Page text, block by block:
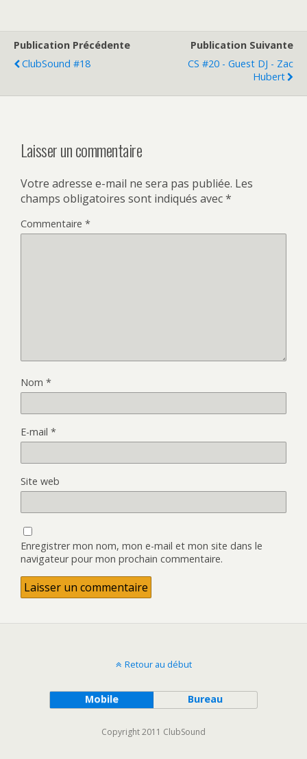
Publication Précédente
ClubSound #18
Publication Suivante
CS #20 - Guest DJ - Zac
Hubert
Laisser un commentaire
Votre adresse e-mail ne sera pas publiée. Les
champs obligatoires sont indiqués avec*
Commentaire *
Nom *
E-mail *
Site web
Enregistrer mon nom, mon e-mail et mon site dans le
navigateur pour mon prochain commentaire.
Retour au début
Mobile Bureau
Copyright 2011 ClubSound